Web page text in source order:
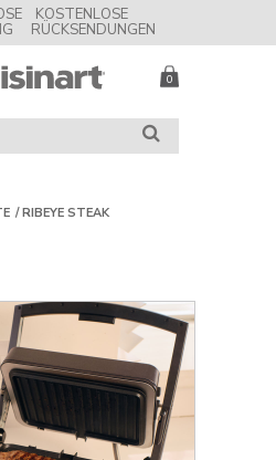
KOSTENLOSE
RÜCKSENDUNGEN
SUCHE
RIBEYE STEAK